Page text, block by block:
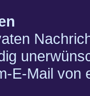
E-Mail von